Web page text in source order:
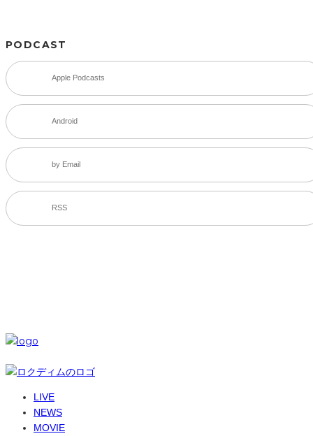
PODCAST
Apple Podcasts
Android
by Email
RSS
LIVE
NEWS
MOVIE